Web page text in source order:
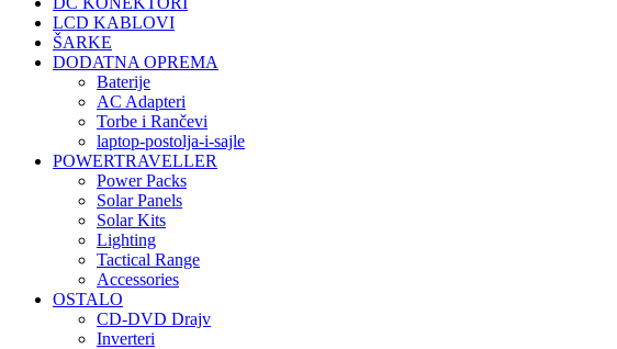
LCD KABLOVI
ŠARKE
DODATNA OPREMA
Baterije
AC Adapteri
Torbe i Rančevi
laptop-postolja-i-sajle
POWERTRAVELLER
Power Packs
Solar Panels
Solar Kits
Lighting
Tactical Range
Accessories
OSTALO
CD-DVD Drajv
Inverteri